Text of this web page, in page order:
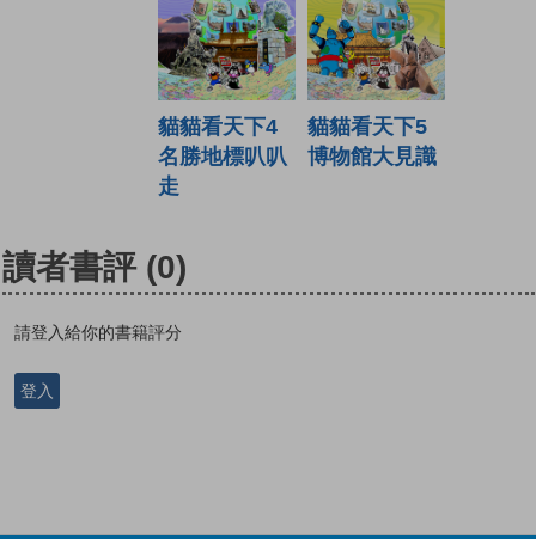
貓貓看天下4
名勝地標叭叭
走
貓貓看天下5
博物館大見識
讀者書評 (0)
請登入給你的書籍評分
登入